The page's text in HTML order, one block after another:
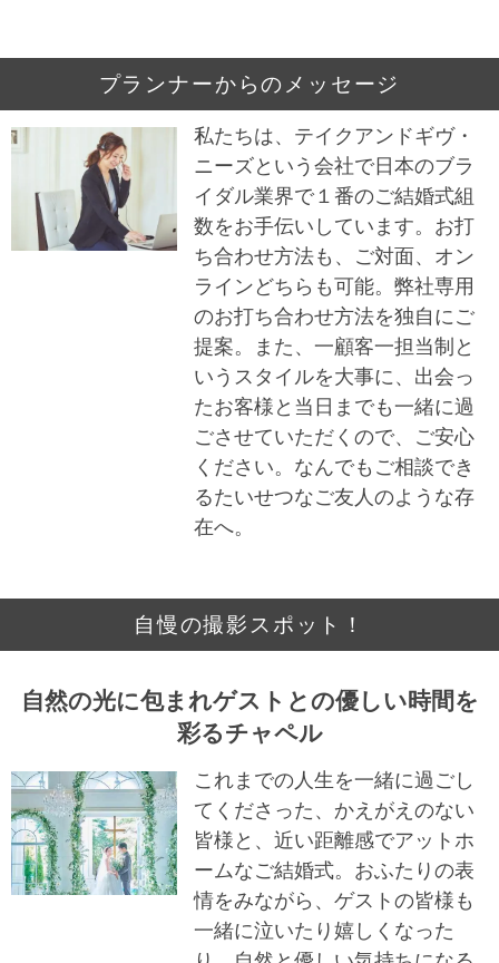
プランナーからのメッセージ
私たちは、テイクアンドギヴ・
ニーズという会社で日本のブラ
イダル業界で１番のご結婚式組
数をお手伝いしています。お打
ち合わせ方法も、ご対面、オン
ラインどちらも可能。弊社専用
のお打ち合わせ方法を独自にご
提案。また、一顧客一担当制と
いうスタイルを大事に、出会っ
たお客様と当日までも一緒に過
ごさせていただくので、ご安心
ください。なんでもご相談でき
るたいせつなご友人のような存
在へ。
自慢の撮影スポット！
自然の光に包まれゲストとの優しい時間を
彩るチャペル
これまでの人生を一緒に過ごし
てくださった、かえがえのない
皆様と、近い距離感でアットホ
ームなご結婚式。おふたりの表
情をみながら、ゲストの皆様も
一緒に泣いたり嬉しくなった